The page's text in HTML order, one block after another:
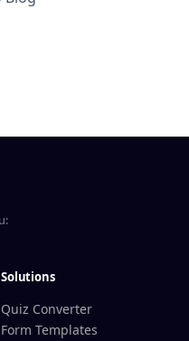
Solutions
Quiz Converter
Form Templates